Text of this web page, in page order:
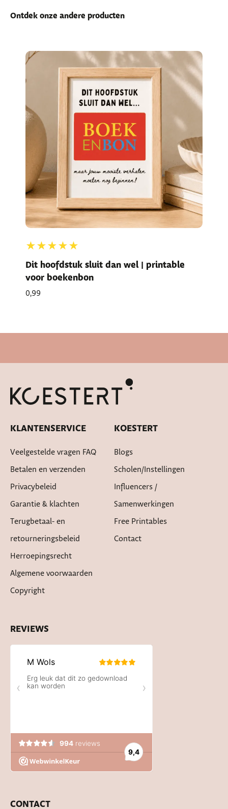
Ontdek onze andere producten
★★★★★
Dit hoofdstuk sluit dan wel | printable
voor boekenbon
0,99
KLANTENSERVICE
Veelgestelde vragen FAQ
Betalen en verzenden
Privacybeleid
Garantie & klachten
Terugbetaal- en
retourneringsbeleid
Herroepingsrecht
Algemene voorwaarden
Copyright
KOESTERT
Blogs
Scholen/instellingen
Influencers /
Samenwerkingen
Free Printables
Contact
REVIEWS
CONTACT